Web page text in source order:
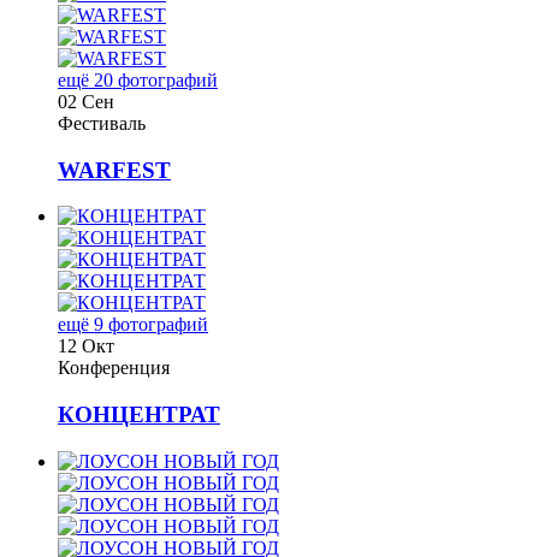
ещё 20 фотографий
02 Сен
Фестиваль
WARFEST
ещё 9 фотографий
12 Окт
Конференция
КОНЦЕНТРАТ